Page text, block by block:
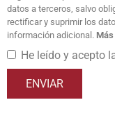
datos a terceros, salvo
rectificar y suprimir los
información adicional.
He leído y acepto